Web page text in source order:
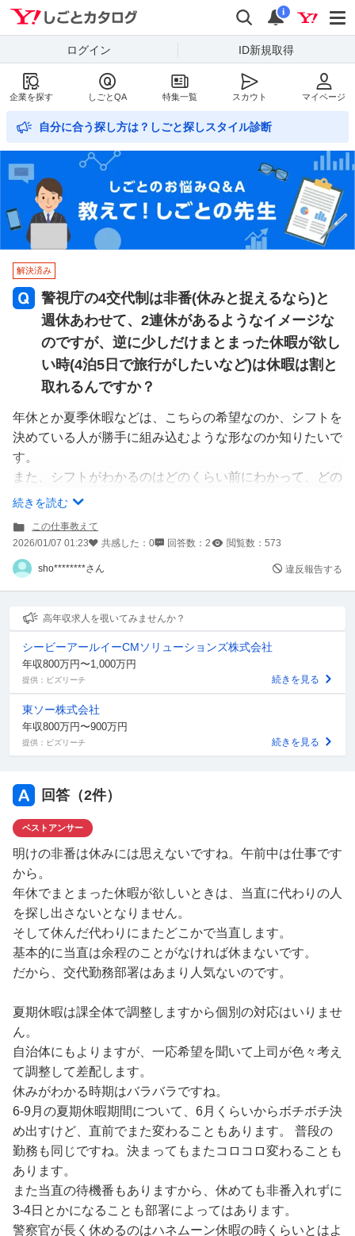
Yahoo!しごとカタログ
検索
通知
i
ログイン ID新規取得
企業を探す しごとQA 特集一覧 スカウト マイページ
自分に合う探し方は？しごと探しスタイル診断
解決済み
警視庁の4交代制は非番(休みと捉えるなら)と
週休あわせて、2連休があるようなイメージな
のですが、逆に少しだけまとまった休暇が欲し
い時(4泊5日で旅行がしたいなど)は休暇は割と
取れるんですか？
年休とか夏季休暇などは、こちらの希望なのか、シフトを
決めている人が勝手に組み込むような形なのか知りたいで
す。
また、シフトがわかるのはどのくらい前にわかって、どの
くらい先までのシフトが組まれているのかしりたいです。
続きを読む
この仕事教えて
2026/01/07 01:23
共感した： 0 回答数： 2 閲覧数： 573
sho********さん 違反報告する
高年収求人を覗いてみませんか？
シービーアールイーCMソリューションズ株式会社
年収800万円〜1,000万円
提供：ビズリーチ 続きを見る
東ソー株式会社
年収800万円〜900万円
提供：ビズリーチ 続きを見る
回答（2件）
ベストアンサー
明けの非番は休みには思えないですね。午前中は仕事です
から。
年休でまとまった休暇が欲しいときは、当直に代わりの人
を探し出さないとなりません。
そして休んだ代わりにまたどこかで当直します。
基本的に当直は余程のことがなければ休まないです。
だから、交代勤務部署はあまり人気ないのです。
夏期休暇は課全体で調整しますから個別の対応はいりませ
ん。
自治体にもよりますが、一応希望を聞いて上司が色々考え
て調整して差配します。
休みがわかる時期はバラバラですね。
6-9月の夏期休暇期間について、6月くらいからボチボチ決
め出すけど、直前でまた変わることもあります。 普段の
勤務も同じですね。決まってもまたコロコロ変わることも
あります。
また当直の待機番もありますから、休めても非番入れずに
3-4日とかになることも部署によってはあります。
警察官が長く休めるのはハネムーン休暇の時くらいとはよ